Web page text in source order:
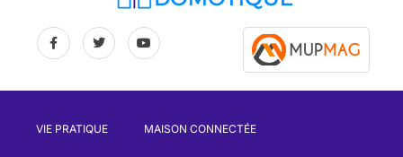
VIE PRATIQUE MAISON CONNECTÉE